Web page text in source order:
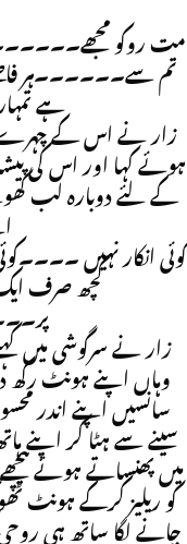
مت روکو
تم سے۔۔۔۔۔۔ہر
ہے
زار نے اس کے چہرے
ہوئے کہا اور اس کی
کے لئے دوبارہ لب
کوئی انکار نہیں
کچھ صرف ایک
زار نے سرگوشی میں
وہاں اپنے ہونٹ
سانسیں اپنے اندر
سینے سے ہٹا کر اپنے
میں پھنساتے ہوئے
کو ریلیز کرکے ہونٹ
جانے لگا ساتھ ہی